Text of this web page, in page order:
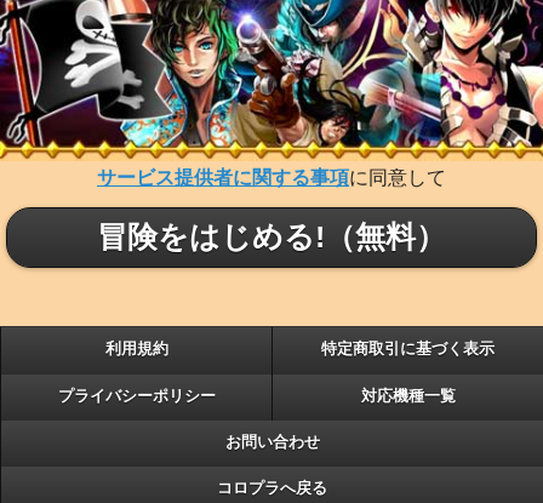
サービス提供者に関する事項に同意して
冒険をはじめる!（無料）
利用規約 特定商取引に基づく表示
プライバシーポリシー 対応機種一覧
お問い合わせ
コロプラへ戻る